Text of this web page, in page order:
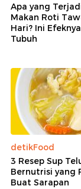
Apa yang
Makan Roti
Hari? Ini
Tubuh
detikFood
3 Resep Sup
Bernutrisi yang
Buat Sarapan